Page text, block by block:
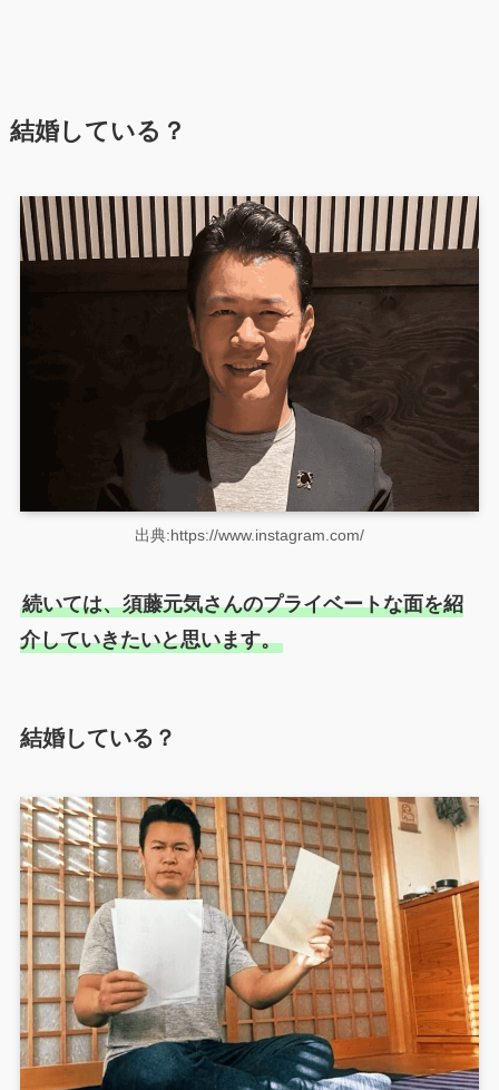
結婚している？
出典:https://www.instagram.com/
続いては、須藤元気さんのプライベートな面を紹
介していきたいと思います。
結婚している？